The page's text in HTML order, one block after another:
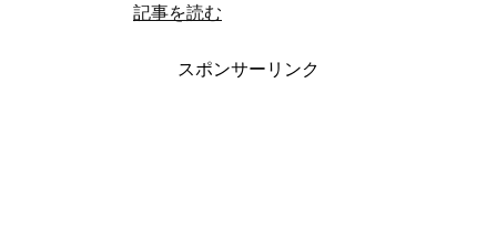
記事を読む
スポンサーリンク